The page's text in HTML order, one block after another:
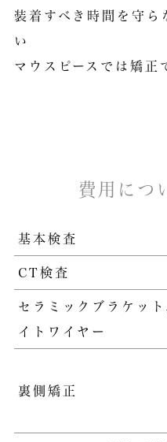
装着すべき時間を守ら
い
マウスピースでは矯正
費用につ
基本検査
CT検査
セラミックブラケット
イトワイヤー
裏側矯正